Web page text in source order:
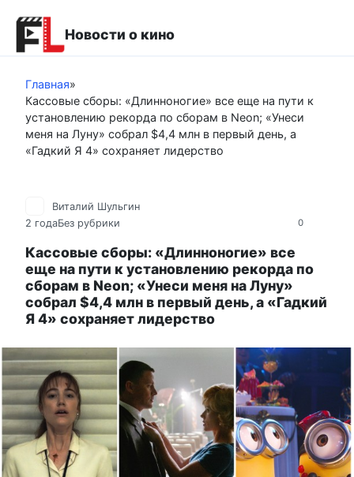
контенту
Новости о кино
Главная»
Кассовые сборы: «Длинноногие» все еще на пути к
установлению рекорда по сборам в Neon; «Унеси
меня на Луну» собрал $4,4 млн в первый день, а
«Гадкий Я 4» сохраняет лидерство
0
Виталий Шульгин
2 годаБез рубрики
Кассовые сборы: «Длинноногие» все
еще на пути к установлению рекорда по
сборам в Neon; «Унеси меня на Луну»
собрал $4,4 млн в первый день, а «Гадкий
Я 4» сохраняет лидерство